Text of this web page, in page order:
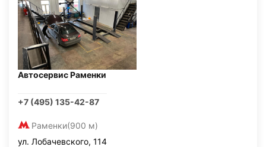
Автосервис Раменки
+7 (495) 135-42-87
Раменки(900 м)
ул. Лобачевского, 114